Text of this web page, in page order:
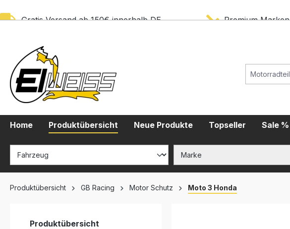
Gratis Versand ab 150€ innerhalb DE Premium Marken
Home Produktübersicht Neue Produkte Topseller Sale %
Produktübersicht GB Racing Motor Schutz Moto 3 Honda
Produktübersicht